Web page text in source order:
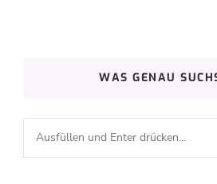
WAS GENAU
Suchst
du